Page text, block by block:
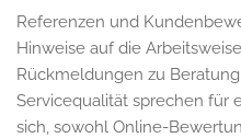
Referenzen und
Hinweise auf die
Rückmeldungen zu
Servicequalität sprechen für
sich, sowohl Online-